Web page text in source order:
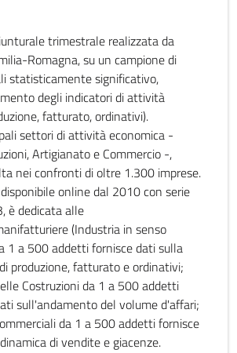
trimestrale realizzata da
Romagna, su un campione di
statisticamente significativo,
degli indicatori di attività
fatturato, ordinativi).
settori di attività economica -
Artigianato e Commercio -,
nei confronti di oltre 1.300 imprese.
online dal 2010 con serie
è dedicata alle
(Industria in senso
1 a 500 addetti fornisce dati sulla
produzione, fatturato e ordinativi;
Costruzioni da 1 a 500 addetti
sull'andamento del volume d'affari;
da 1 a 500 addetti fornisce
di vendite e giacenze.